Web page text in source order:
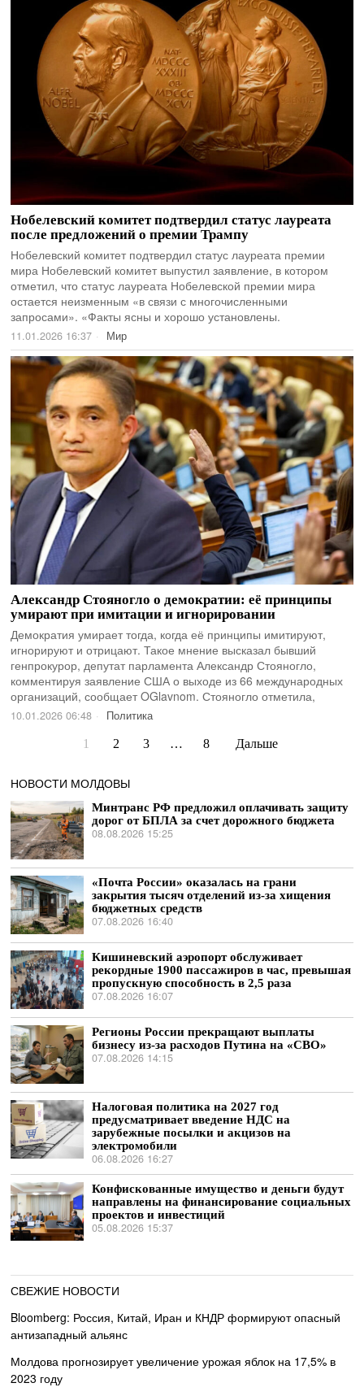
Нобелевский комитет подтвердил статус лауреата
после предложений о премии Трампу
Нобелевский комитет подтвердил статус лауреата премии
мира Нобелевский комитет выпустил заявление, в котором
отметил, что статус лауреата Нобелевской премии мира
остается неизменным «в связи с многочисленными
запросами». «Факты ясны и хорошо установлены.
11.01.2026 16:37 Мир
Александр Стояногло о демократии: её принципы
умирают при имитации и игнорировании
Демократия умирает тогда, когда её принципы имитируют,
игнорируют и отрицают. Такое мнение высказал бывший
генпрокурор, депутат парламента Александр Стояногло,
комментируя заявление США о выходе из 66 международных
организаций, сообщает OGlavnom. Стояногло отметила,
10.01.2026 06:48 Политика
1 2 3 … 8 Дальше
НОВОСТИ МОЛДОВЫ
Минтранс РФ предложил оплачивать защиту
дорог от БПЛА за счет дорожного бюджета
08.08.2026 15:25
«Почта России» оказалась на грани
закрытия тысяч отделений из-за хищения
бюджетных средств
07.08.2026 16:40
Кишиневский аэропорт обслуживает
рекордные 1900 пассажиров в час, превышая
пропускную способность в 2,5 раза
07.08.2026 16:07
Регионы России прекращают выплаты
бизнесу из-за расходов Путина на «СВО»
07.08.2026 14:15
Налоговая политика на 2027 год
предусматривает введение НДС на
зарубежные посылки и акцизов на
электромобили
06.08.2026 16:27
Конфискованные имущество и деньги будут
направлены на финансирование социальных
проектов и инвестиций
05.08.2026 15:37
СВЕЖИЕ НОВОСТИ
Bloomberg: Россия, Китай, Иран и КНДР формируют опасный
антизападный альянс
Молдова прогнозирует увеличение урожая яблок на 17,5% в
2023 году